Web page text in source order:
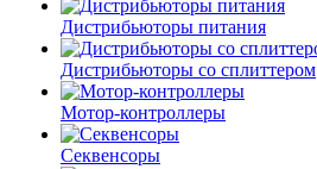
Дистрибьюторы питания
Дистрибьюторы со сплиттером
Мотор-контроллеры
Секвенсоры